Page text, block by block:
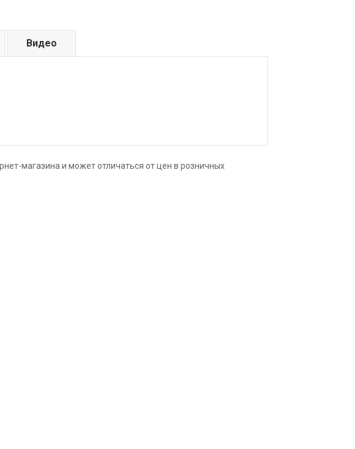
Видео
магазина и может отличаться от цен в розничных